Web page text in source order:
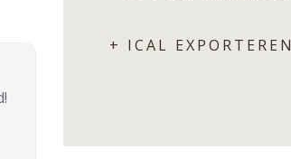
+ ICAL EXPORTEREN